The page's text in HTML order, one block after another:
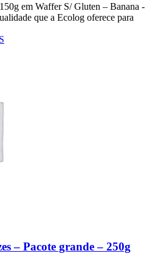
em Waffer S/ Gluten – Banana -
que a Ecolog oferece para
– Pacote grande – 250g